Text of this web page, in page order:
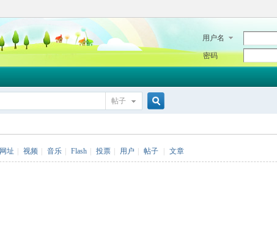
用户名
密码
帖子
网址 视频 音乐 Flash 投票 用户 帖子 文章